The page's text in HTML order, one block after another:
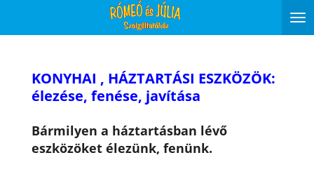
KONYHAI , HÁZTARTÁSI ESZKÖZÖK:
élezése, fenése, javítása
Bármilyen a háztartásban lévő
eszközöket élezünk, fenünk.